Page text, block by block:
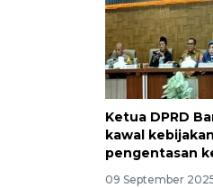
Ketua DPRD
kawal
pengentasan
09 September